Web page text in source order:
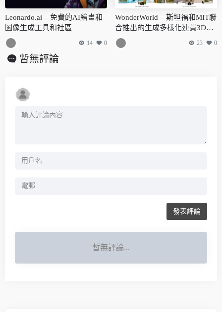
Leonardo.ai – 免費的AI繪畫和
圖像生成工具和社區
14 0
WonderWorld – 斯坦福和MIT聯
合推出的生成多樣化連貫3D場
景AI框架
23 0
暫無評論
發表評論
暫無評論...